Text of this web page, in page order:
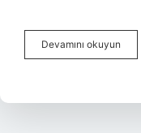
Devamını okuyun
Ucu